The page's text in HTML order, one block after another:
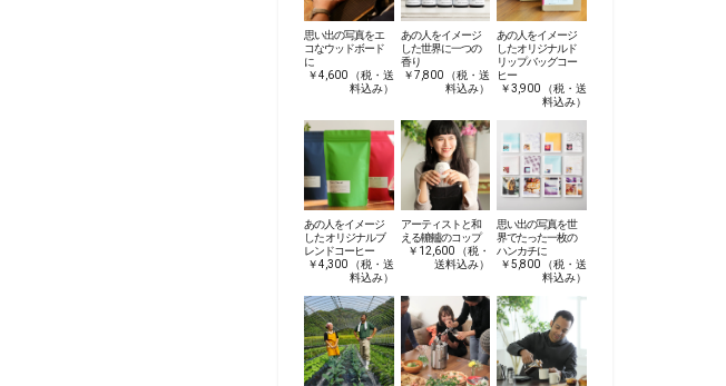
思い出の写真をエ
コなウッドボード
に
￥4,600 （税・送
料込み）
あの人をイメージ
した世界に一つの
香り
￥7,800 （税・送
料込み）
あの人をイメージ
したオリジナルド
リップバッグコー
ヒー
￥3,900 （税・送
料込み）
あの人をイメージ
した オリジナルブ
レンドコーヒー
￥4,300 （税・送
料込み）
アーティストと和
える轆轤のコップ
￥12,600 （税・
送料込み）
思い出の写真を世
界でたった一枚の
ハンカチに
￥5,800 （税・送
料込み）